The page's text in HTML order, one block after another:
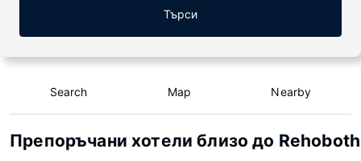
Търси
Search Map Nearby
Препоръчани хотели близо до